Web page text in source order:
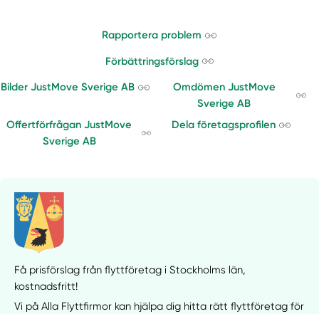
Rapportera problem
Förbättringsförslag
Bilder JustMove Sverige AB
Omdömen JustMove
Sverige AB
Offertförfrågan JustMove
Sverige AB
Dela företagsprofilen
Få prisförslag från flyttföretag i Stockholms län,
kostnadsfritt!
Vi på Alla Flyttfirmor kan hjälpa dig hitta rätt flyttföretag för